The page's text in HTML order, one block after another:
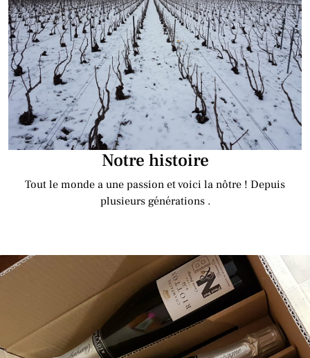
Notre histoire
Tout le monde a une passion et voici la nôtre ! Depuis
plusieurs générations .